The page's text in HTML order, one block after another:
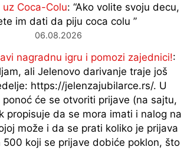
Coca-Colu: “Ako volite svoju decu,
im dati da piju coca colu ”
06.08.2026
nagradnu igru i pomozi zajednici!:
ali Jelenovo darivanje traje još
https://jelenzajubilarce.rs/. U
će se otvoriti prijave (na sajtu,
propisuje da se mora imati i nalog na
može i da se prati koliko je prijava
500 koji se prijave dobiće poklon, što